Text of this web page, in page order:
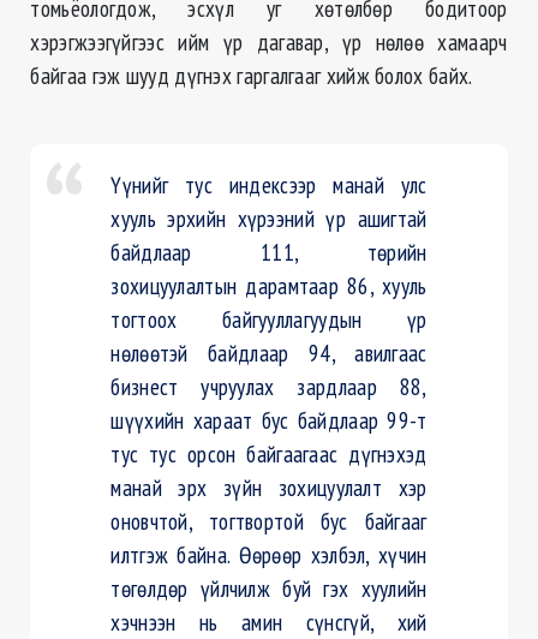
томьёологдож, эсхүл уг хөтөлбөр бодитоор
хэрэгжээгүйгээс ийм үр дагавар, үр нөлөө хамаарч
байгаа гэж шууд дүгнэхгаргалгаагхийж болох байх.
Үүнийг тус индексээр манай улс
хууль эрхийн хүрээний үр ашигтай
байдлаар 111, төрийн
зохицуулалтын дарамтаар 86, хууль
тогтоох байгууллагуудын үр
нөлөөтэй байдлаар 94, авилгаас
бизнест учруулах зардлаар 88,
шүүхийн хараат бус байдлаар 99-т
тус тус орсон байгаагаас дүгнэхэд
манай эрх зүйн зохицуулалт хэр
оновчтой, тогтвортой бус байгааг
илтгэж байна. Өөрөөр хэлбэл, хүчин
төгөлдөр үйлчилж буй гэх хуулийн
хэчнээн нь амин сүнсгүй, хий